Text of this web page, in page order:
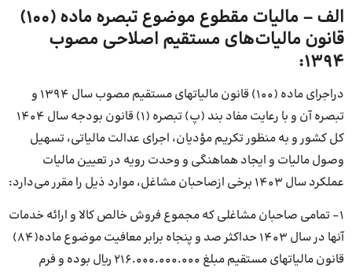
الف – مالیات مقطوع موضوع تبصره ماده (۱۰۰)
قانون مالیات‌های مستقیم اصلاحی مصوب
۱۳۹۴:
دراجرای ماده (۱۰۰) قانون مالیاتهای مستقیم مصوب سال ۱۳۹۴ و
تبصره آن و با رعایت مفاد بند (پ) تبصره (۱) قانون بودجه سال ۱۴۰۴
کل کشور و به منظور تکریم مؤدیان، اجرای عدالت مالیاتی، تسهیل
وصول مالیات و ایجاد هماهنگی و وحدت رویه در تعیین مالیات
عملکرد سال ۱۴۰۳ برخی ازصاحبان مشاغل، موارد ذیل را مقرر می‌دارد:
۱- تمامی صاحبان مشاغلی که مجموع فروش خالص کالا و ارائه خدمات
آنها در سال ۱۴۰۳ حداکثر صد و پنجاه برابر معافیت موضوع ماده(۸۴)
قانون مالیاتهای مستقیم مبلغ ۲۱۶.۰۰۰.۰۰۰.۰۰۰ ریال بوده و فرم